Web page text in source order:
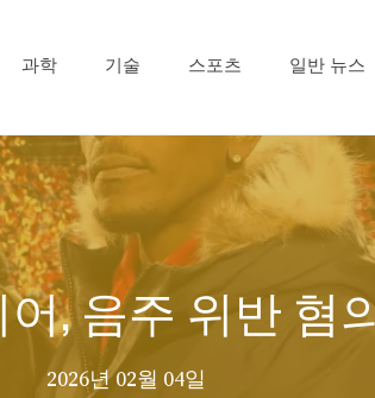
과학 기술 스포츠 일반 뉴스
, 음주 위반 혐
2026년 02월 04일